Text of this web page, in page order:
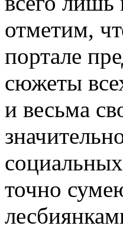
отметим,
портале
сюжеты
и весьма
точно